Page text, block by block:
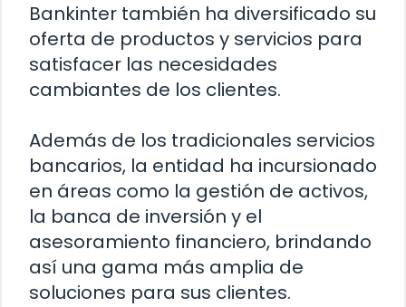
Bankinter también ha diversificado su
oferta de productos y servicios para
satisfacer las necesidades
cambiantes de los clientes.
Además de los tradicionales servicios
bancarios, la entidad ha incursionado
en áreas como la gestión de activos,
la banca de inversión y el
asesoramiento financiero, brindando
así una gama más amplia de
soluciones para sus clientes.